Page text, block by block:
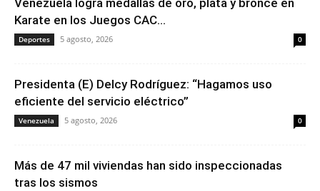
Venezuela logra medallas de oro, plata y bronce en
Karate en los Juegos CAC...
Deportes 5 agosto, 2026 0
Presidenta (E) Delcy Rodríguez: “Hagamos uso
eficiente del servicio eléctrico”
Venezuela 5 agosto, 2026 0
Más de 47 mil viviendas han sido inspeccionadas
tras los sismos